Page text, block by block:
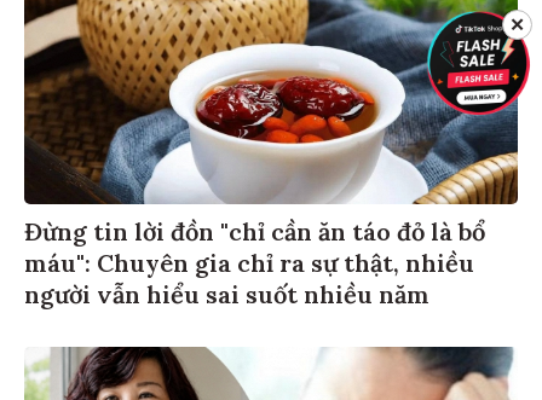
Đừng tin lời đồn "chỉ cần ăn táo đỏ là bổ
máu": Chuyên gia chỉ ra sự thật, nhiều
người vẫn hiểu sai suốt nhiều năm
✕